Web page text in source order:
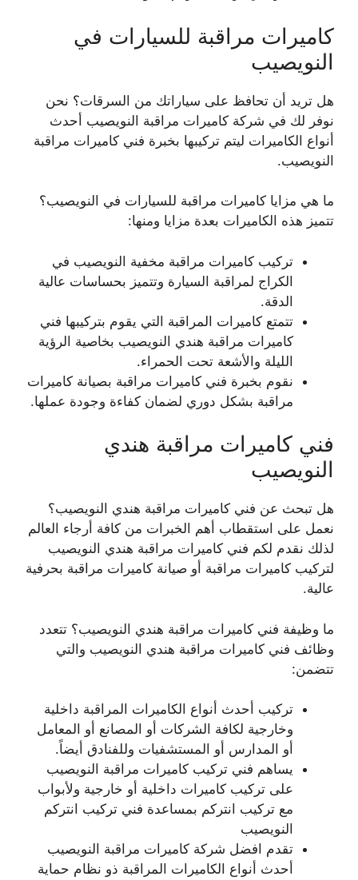
كاميرات مراقبة للسيارات في
النويصيب
هل تريد أن تحافظ على سياراتك من السرقات؟ نحن
نوفر لك في شركة كاميرات مراقبة النويصيب أحدث
أنواع الكاميرات ليتم تركيبها بخبرة فني كاميرات مراقبة
النويصيب.
ما هي مزايا كاميرات مراقبة للسيارات في النويصيب؟
تتميز هذه الكاميرات بعدة مزايا ومنها:
تركيب كاميرات مراقبة مخفية النويصيب في
الكراج لمراقبة السيارة وتتميز بحساسات عالية
الدقة.
تتمتع كاميرات المراقبة التي يقوم بتركيبها فني
كاميرات مراقبة هندي النويصيب بخاصية الرؤية
الليلة والأشعة تحت الحمراء.
نقوم بخبرة فني كاميرات مراقبة بصيانة كاميرات
مراقبة بشكل دوري لضمان كفاءة وجودة عملها.
فني كاميرات مراقبة هندي
النويصيب
هل تبحث عن فني كاميرات مراقبة هندي النويصيب؟
نعمل على استقطاب أهم الخبرات من كافة أرجاء العالم
لذلك نقدم لكم فني كاميرات مراقبة هندي النويصيب
لتركيب كاميرات مراقبة أو صيانة كاميرات مراقبة بحرفية
عالية.
ما وظيفة فني كاميرات مراقبة هندي النويصيب؟ تتعدد
وظائف فني كاميرات مراقبة هندي النويصيب والتي
تتضمن:
تركيب أحدث أنواع الكاميرات المراقبة داخلية
وخارجية لكافة الشركات أو المصانع أو المعامل
أو المدارس أو المستشفيات وللفنادق أيضاً.
يساهم فني تركيب كاميرات مراقبة النويصيب
على تركيب كاميرات داخلية أو خارجية ولأبواب
مع تركيب انتركم بمساعدة فني تركيب انتركم
النويصيب
تقدم افضل شركة كاميرات مراقبة النويصيب
أحدث أنواع الكاميرات المراقبة ذو نظام حماية